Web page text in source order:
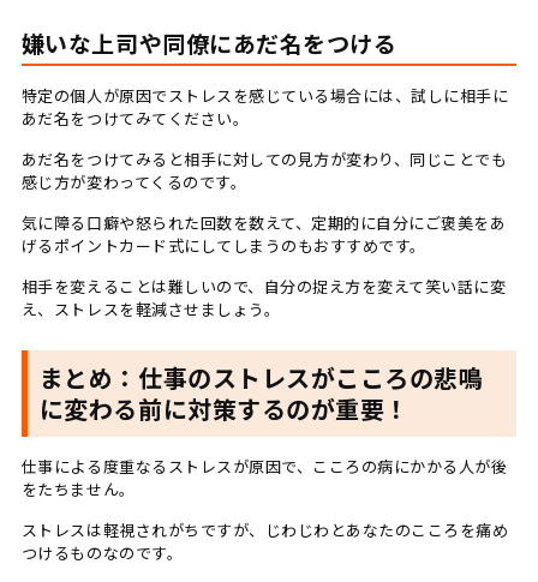
嫌いな上司や同僚にあだ名をつける
特定の個人が原因でストレスを感じている場合には、試しに相手に
あだ名をつけてみてください。
あだ名をつけてみると相手に対しての見方が変わり、同じことでも
感じ方が変わってくるのです。
気に障る口癖や怒られた回数を数えて、定期的に自分にご褒美をあ
げるポイントカード式にしてしまうのもおすすめです。
相手を変えることは難しいので、自分の捉え方を変えて笑い話に変
え、ストレスを軽減させましょう。
まとめ：仕事のストレスがこころの悲鳴
に変わる前に対策するのが重要！
仕事による度重なるストレスが原因で、こころの病にかかる人が後
をたちません。
ストレスは軽視されがちですが、じわじわとあなたのこころを痛め
つけるものなのです。